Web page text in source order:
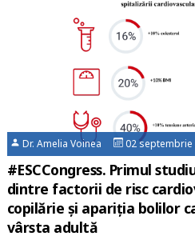
Dr. Amelia Voinea 02
#ESCCongress. Primul
dintre factorii de risc
copilărie și apariția bolilor
vârsta adultă